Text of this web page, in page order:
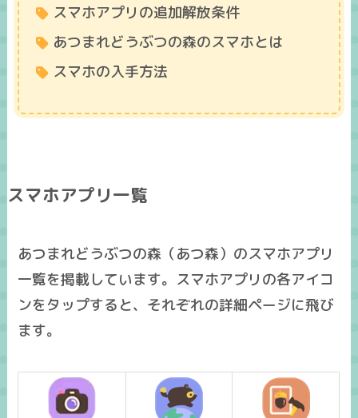
スマホアプリの追加解放条件
あつまれどうぶつの森のスマホとは
スマホの入手方法
スマホアプリ一覧
あつまれどうぶつの森（あつ森）のスマホアプリ
一覧を掲載しています。スマホアプリの各アイコ
ンをタップすると、それぞれの詳細ページに飛び
ます。